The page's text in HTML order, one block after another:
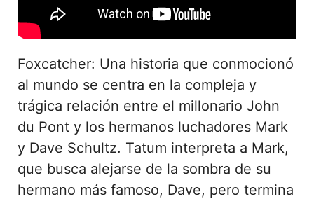
Foxcatcher: Una historia que conmocionó
al mundo se centra en la compleja y
trágica relación entre el millonario John
du Pont y los hermanos luchadores Mark
y Dave Schultz. Tatum interpreta a Mark,
que busca alejarse de la sombra de su
hermano más famoso, Dave, pero termina